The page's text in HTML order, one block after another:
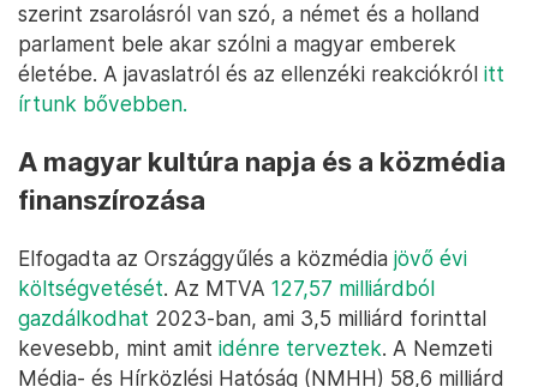
szerint zsarolásról van szó, a német és a holland
parlament bele akar szólni a magyar emberek
életébe. A javaslatról és az ellenzéki reakciókról itt
írtunk bővebben.
A magyar kultúra napja és a közmédia
finanszírozása
Elfogadta az Országgyűlés a közmédia jövő évi
költségvetését. Az MTVA 127,57 milliárdból
gazdálkodhat 2023-ban, ami 3,5 milliárd forinttal
kevesebb, mint amit idénre terveztek. A Nemzeti
Média- és Hírközlési Hatóság (NMHH) 58,6 milliárd